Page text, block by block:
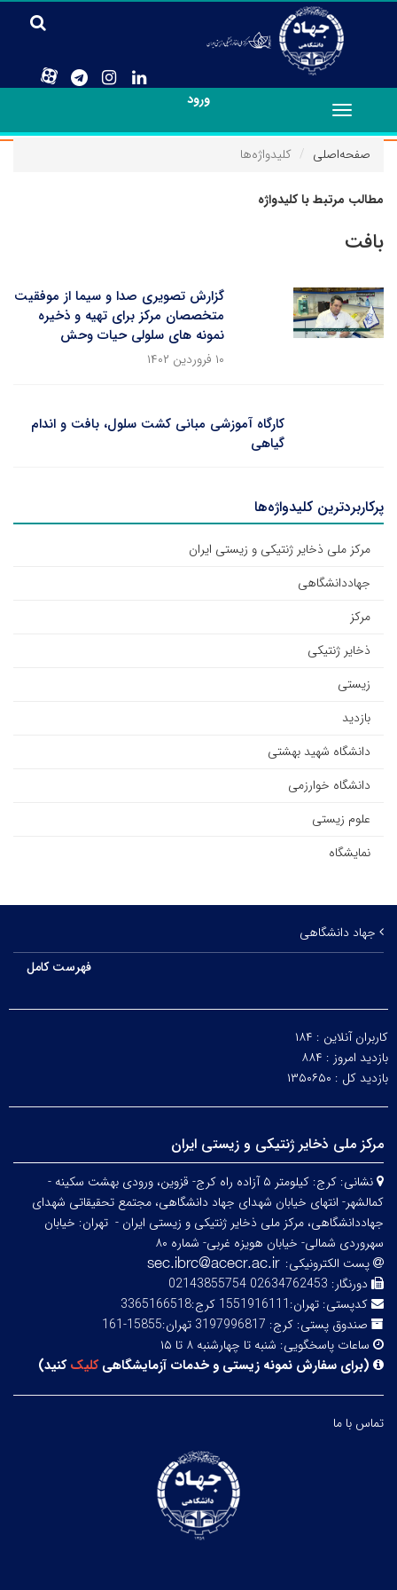
ورود
Toggle
navigation
صفحه‌اصلی
کلیدواژه‌ها
مطالب مرتبط با کلیدواژه
بافت
گزارش تصویری صدا و سیما از موفقیت
متخصصان مرکز برای تهیه و ذخیره
نمونه های سلولی حیات وحش
۱۰ فروردین ۱۴۰۲
کارگاه آموزشی مبانی کشت سلول، بافت و اندام
گیاهی
پرکاربردترین کلیدواژه‌ها
مرکز ملی ذخایر ژنتیکی و زیستی ایران
جهاددانشگاهی
مرکز
ذخایر ژنتیکی
زیستی
بازدید
دانشگاه شهید بهشتی
دانشگاه خوارزمی
علوم زیستی
نمایشگاه
جهاد دانشگاهی
فهرست کامل
کاربران آنلاین : ۱۸۴
بازدید امروز : ۸۸۴
بازدید کل : ۱۳۵۰۶۵۰
مرکز ملی ذخایر ژنتیکی و زیستی ایران
نشانی:
کرج: کیلومتر ۵ آزاده راه کرج- قزوین، ورودی بهشت سکینه -
کمالشهر- انتهای خیابان شهدای جهاد دانشگاهی، مجتمع تحقیقاتی شهدای
جهاددانشگاهی، مرکز ملی ذخایر ژنتیکی و زیستی ایران - تهران: خیابان
سهروردی شمالی- خیابان هویزه غربی- شماره ۸۰
پست الکترونیکی:
دورنگار: 02634762453 02143855754
کدپستی: تهران:1551916111 کرج:3365166518
صندوق پستی: کرج: 3197996817 تهران:15855-161
ساعات پاسخگویی: شنبه تا چهارشنبه ۸ تا ۱۵
(برای سفارش نمونه زیستی و خدمات آزمایشگاهیکلیککنید)
تماس با ما